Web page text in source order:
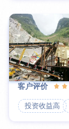
客户评价
投资收益高